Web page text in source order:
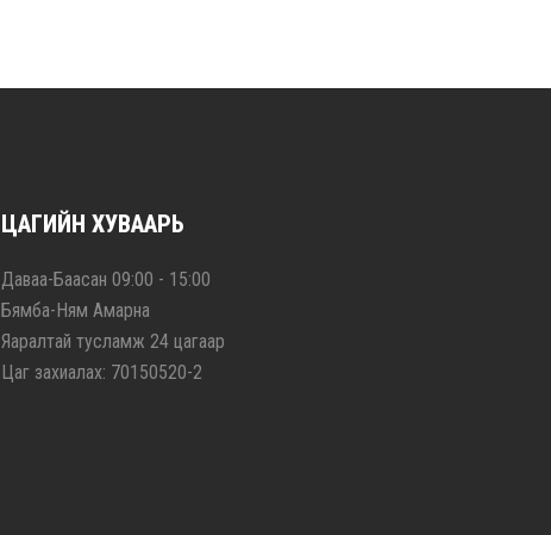
ЦАГИЙН ХУВААРЬ
Даваа-Баасан 09:00 - 15:00
Бямба-Ням Амарна
Яаралтай тусламж 24 цагаар
Цаг захиалах: 70150520-2